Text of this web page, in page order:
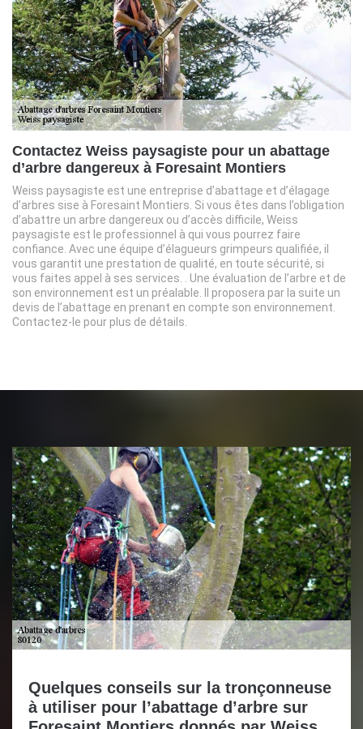
Contactez Weiss paysagiste pour un abattage
d’arbre dangereux à Foresaint Montiers
Weiss paysagiste est une entreprise d’abattage et d’élagage
d’arbres sise à Foresaint Montiers. Si vous êtes dans l’obligation
d’abattre un arbre dangereux ou d’accès difficile, Weiss
paysagiste est le professionnel à qui vous pourrez faire
confiance. Avec une équipe d’élagueurs grimpeurs qualifiée, il
vous garantit une prestation de qualité, en toute sécurité, si
vous faites appel à ses services. . Une évaluation de l’arbre et de
son environnement est un préalable. Il proposera par la suite un
devis de l’abattage en prenant en compte son environnement.
Contactez-le pour plus de détails.
Quelques conseils sur la tronçonneuse
à utiliser pour l’abattage d’arbre sur